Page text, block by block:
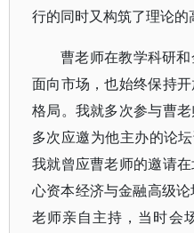
行的同时又构筑了理论的
曹老师在教学科研
面向市场，也始终保持
格局。我就多次参与曹
多次应邀为他主办的论
我就曾应曹老师的邀请
心资本经济与金融高级
老师亲自主持，当时会